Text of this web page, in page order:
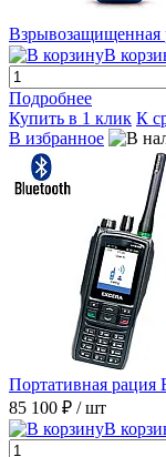
Взрывозащищенная
В
Подробнее
Купить в 1 клик К
В избранное
Портативная рация
85 100 ₽ / шт
В